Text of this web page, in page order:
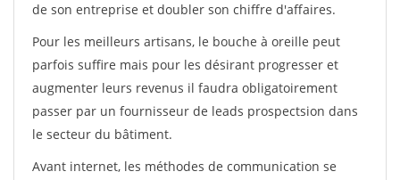
de son entreprise et doubler son chiffre d'affaires.
Pour les meilleurs artisans, le bouche à oreille peut
parfois suffire mais pour les désirant progresser et
augmenter leurs revenus il faudra obligatoirement
passer par un fournisseur de leads prospectsion dans
le secteur du bâtiment.
Avant internet, les méthodes de communication se